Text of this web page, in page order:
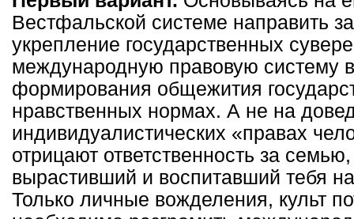
Вестфальской системе направить
укрепление государственных
международную правовую систему
формирования общежития
нравственных нормах. А не на
индивидуалистических «правах
отрицают ответственность за
вырастивший и воспитавший тебя
Только личные вожделения, культ